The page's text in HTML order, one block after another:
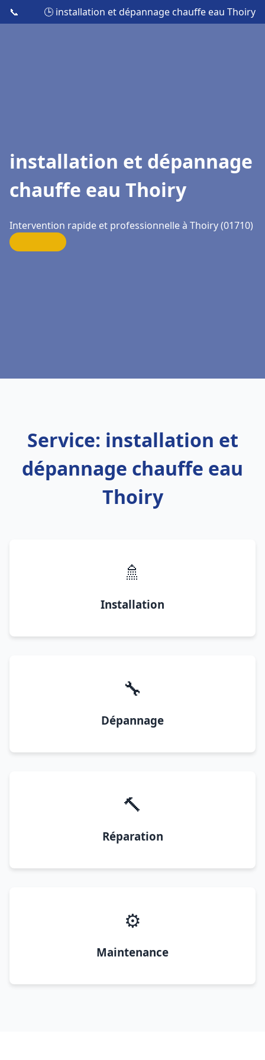
📞 🕒 installation et dépannage chauffe eau Thoiry
installation et dépannage
chauffe eau Thoiry
Intervention rapide et professionnelle à Thoiry (01710)
Service: installation et
dépannage chauffe eau
Thoiry
🚿
Installation
🔧
Dépannage
🔨
Réparation
⚙️
Maintenance